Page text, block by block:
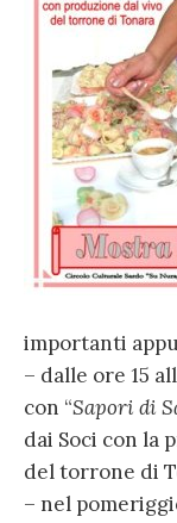
importanti
– dalle ore 15
con “Sapori di
dai Soci con la
del torrone di
– nel